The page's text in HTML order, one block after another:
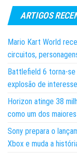
ARTIGOS
Mario Kart World
circuitos,
Battlefield 6 torna-se
explosão de
Horizon atinge 38
como um dos
Sony prepara o
Xbox e muda a